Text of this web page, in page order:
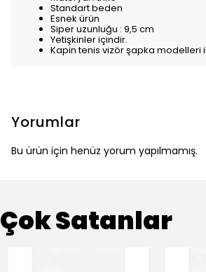
Standart beden
Esnek ürün
Siper uzunluğu : 9,5 cm
Yetişkinler içindir.
Kapin tenis vizör şapka modelleri
Yorumlar
Bu ürün için henüz yorum yapılmamış.
Çok Satanlar